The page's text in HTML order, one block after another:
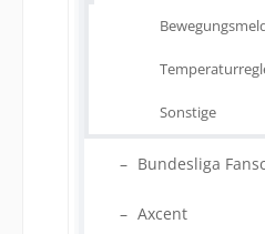
Sonstige
Bundesliga
Axcent